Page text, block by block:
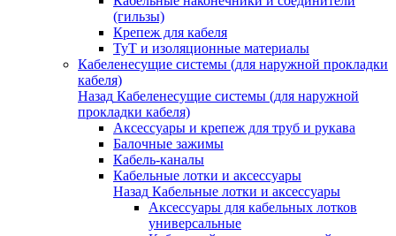
(гильзы)
Крепеж для кабеля
ТуТ и изоляционные материалы
Кабеленесущие системы (для наружной прокладки
кабеля)
Назад Кабеленесущие системы (для наружной
прокладки кабеля)
Аксессуары и крепеж для труб и рукава
Балочные зажимы
Кабель-каналы
Кабельные лотки и аксессуары
Назад Кабельные лотки и аксессуары
Аксессуары для кабельных лотков
универсальные